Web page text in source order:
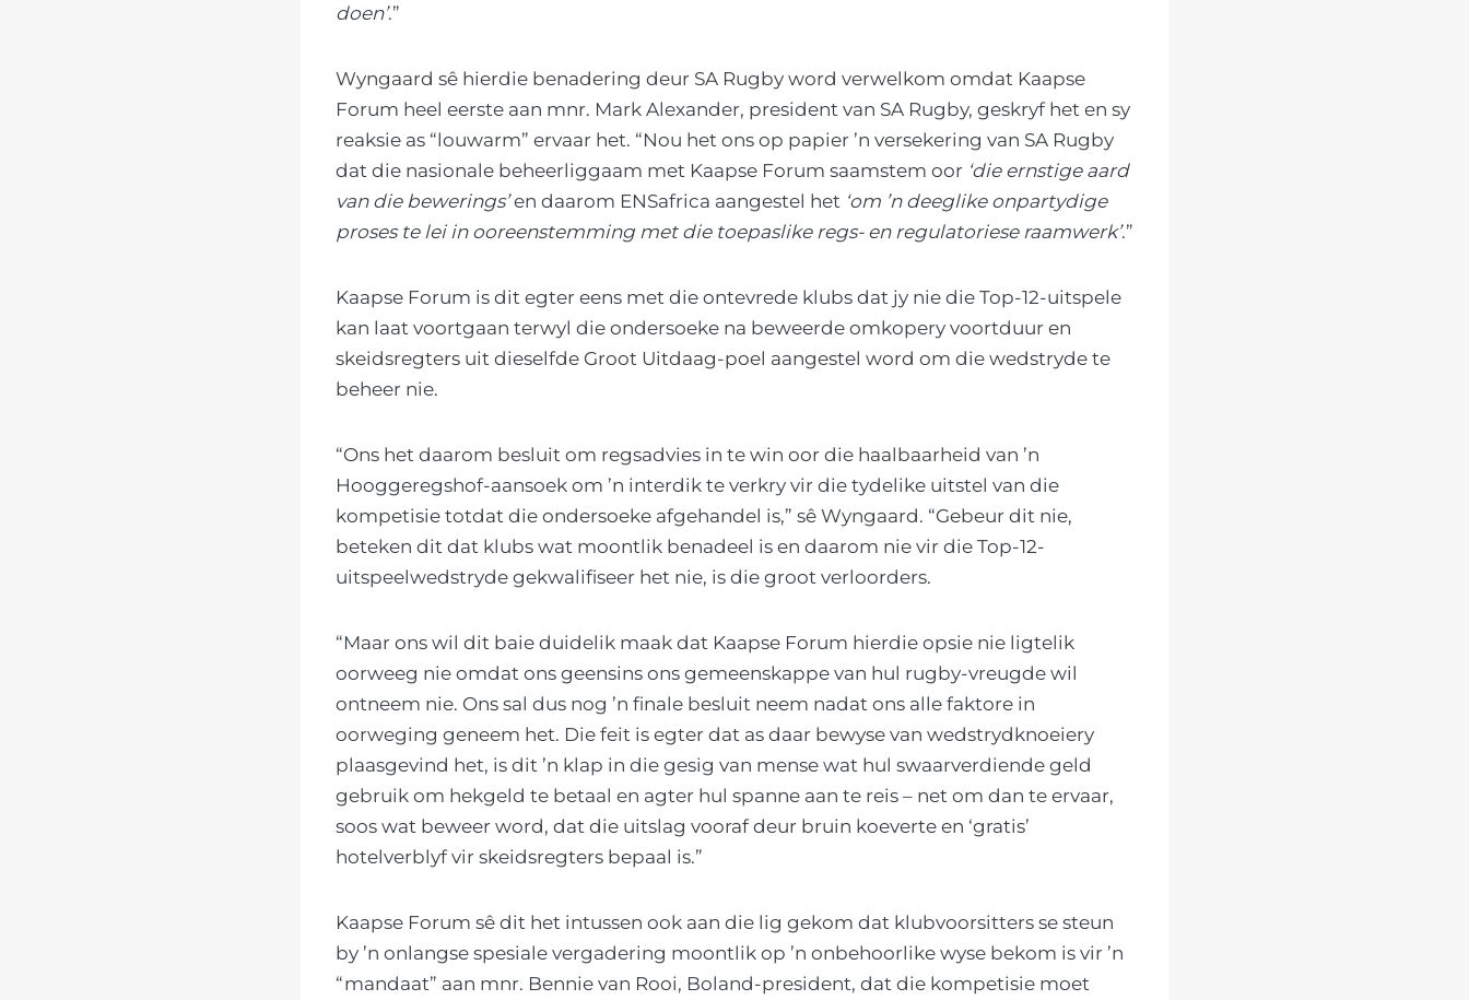
doen’.”
Wyngaard sê hierdie benadering deur SA Rugby word verwelkom omdat Kaapse
Forum heel eerste aan mnr. Mark Alexander, president van SA Rugby, geskryf het en sy
reaksie as “louwarm” ervaar het. “Nou het ons op papier ’n versekering van SA Rugby
dat die nasionale beheerliggaam met Kaapse Forum saamstem oor ‘die ernstige aard
van die bewerings’en daarom ENSafrica aangestel het ‘om ’n deeglike onpartydige
proses te lei in ooreenstemming met die toepaslike regs- en regulatoriese raamwerk’.”
Kaapse Forum is dit egter eens met die ontevrede klubs dat jy nie die Top-12-uitspele
kan laat voortgaan terwyl die ondersoeke na beweerde omkopery voortduur en
skeidsregters uit dieselfde Groot Uitdaag-poel aangestel word om die wedstryde te
beheer nie.
“Ons het daarom besluit om regsadvies in te win oor die haalbaarheid van ’n
Hooggeregshof-aansoek om ’n interdik te verkry vir die tydelike uitstel van die
kompetisie totdat die ondersoeke afgehandel is,” sê Wyngaard. “Gebeur dit nie,
beteken dit dat klubs wat moontlik benadeel is en daarom nie vir die Top-12-
uitspeelwedstryde gekwalifiseer het nie, is die groot verloorders.
“Maar ons wil dit baie duidelik maak dat Kaapse Forum hierdie opsie nie ligtelik
oorweeg nie omdat ons geensins ons gemeenskappe van hul rugby-vreugde wil
ontneem nie. Ons sal dus nog ’n finale besluit neem nadat ons alle faktore in
oorweging geneem het. Die feit is egter dat as daar bewyse van wedstrydknoeiery
plaasgevind het, is dit ’n klap in die gesig van mense wat hul swaarverdiende geld
gebruik om hekgeld te betaal en agter hul spanne aan te reis – net om dan te ervaar,
soos wat beweer word, dat die uitslag vooraf deur bruin koeverte en ‘gratis’
hotelverblyf vir skeidsregters bepaal is.”
Kaapse Forum sê dit het intussen ook aan die lig gekom dat klubvoorsitters se steun
by ’n onlangse spesiale vergadering moontlik op ’n onbehoorlike wyse bekom is vir ’n
“mandaat” aan mnr. Bennie van Rooi, Boland-president, dat die kompetisie moet